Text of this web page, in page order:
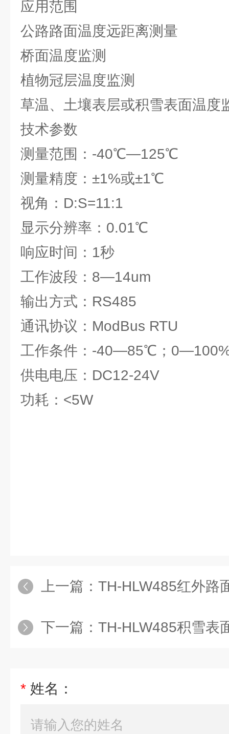
应用范围
公路路面温度远距离测量
桥面温度监测
植物冠层温度监测
草温、土壤表层或积雪表面温度
技术参数
测量范围：-40℃—125℃
测量精度：±1%或±1℃
视角：D:S=11:1
显示分辨率：0.01℃
响应时间：1秒
工作波段：8—14um
输出方式：RS485
通讯协议：ModBus RTU
工作条件：-40—85℃；
供电电压：DC12-24V
功耗：<5W
上一篇： TH-HLW485红外路
下一篇： TH-HLW485积雪表
* 姓名：